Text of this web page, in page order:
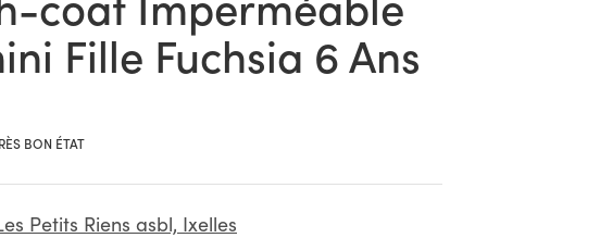
Fille Fuchsia 6 Ans
BON ÉTAT
Petits Riens asbl, Ixelles